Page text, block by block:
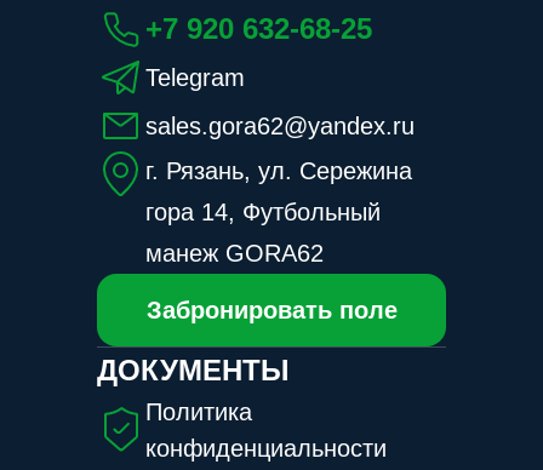
+7 920 632-68-25
Telegram
sales.gora62@yandex.ru
г. Рязань, ул. Сережина
гора 14, Футбольный
манеж GORA62
Забронировать поле
ДОКУМЕНТЫ
Политика
конфиденциальности